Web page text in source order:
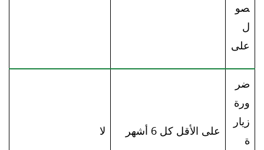
صو
ل
على
ضر
ورة
زيار
ة
على الأقل كل 6 أشهر لا